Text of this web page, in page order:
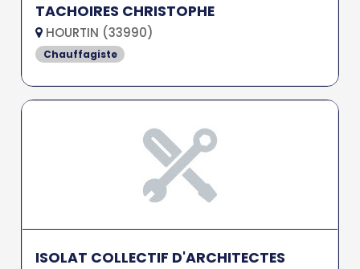
TACHOIRES CHRISTOPHE
HOURTIN (33990)
Chauffagiste
ISOLAT COLLECTIF D'ARCHITECTES